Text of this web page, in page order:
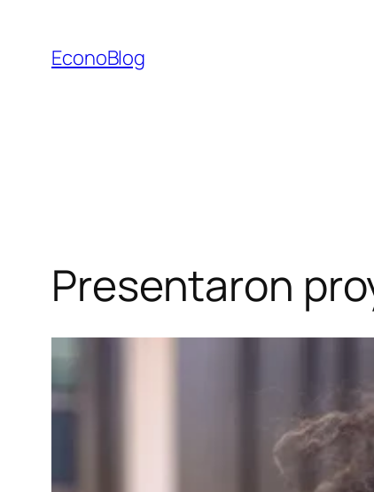
contenido
EconoBlog
Presentaron